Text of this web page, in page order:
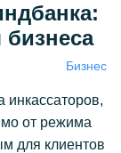
Бизнес
инкассаторов,
от режима
для клиентов